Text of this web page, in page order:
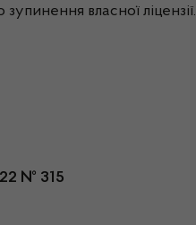
зупинення власної ліцензії.
№ 315